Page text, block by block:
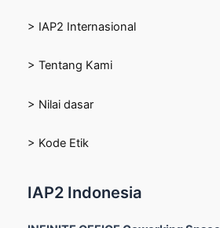
> IAP2 Internasional
> Tentang Kami
> Nilai dasar
> Kode Etik
IAP2 Indonesia